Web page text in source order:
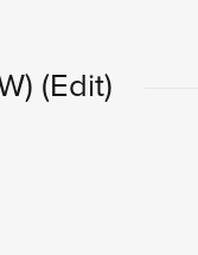
(Edit)